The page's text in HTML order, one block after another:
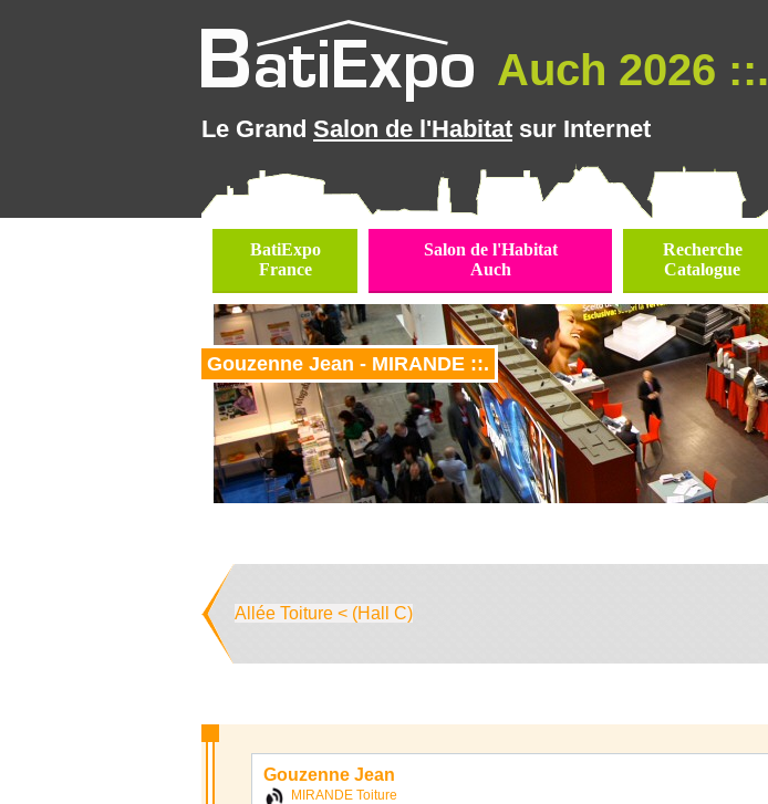
Auch 2026 ::.
Le Grand Salon de l'Habitat sur Internet
BatiExpo
France
Salon de l'Habitat
Auch
Recherche
Catalogue
Gouzenne Jean - MIRANDE ::.
Allée Toiture < (Hall C)
Gouzenne Jean
MIRANDE Toiture